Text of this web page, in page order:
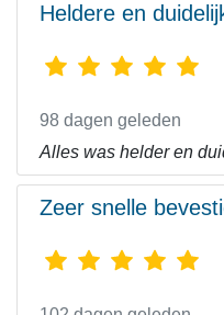
Heldere en
98 dagen geleden
Alles was helder en
Zeer snelle